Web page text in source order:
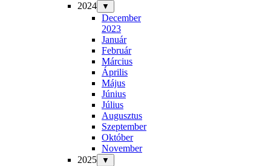
2024
▼
December
2023
Január
Február
Március
Április
Május
Június
Július
Augusztus
Szeptember
Október
November
2025
▼